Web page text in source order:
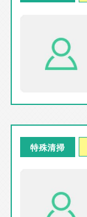
特殊清掃